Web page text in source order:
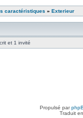
caractéristiques » Exterieur
et 1 invité
Propulsé par
Traduit